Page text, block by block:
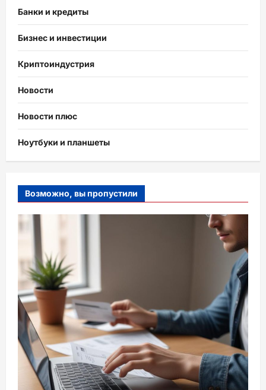
Банки и кредиты
Бизнес и инвестиции
Криптоиндустрия
Новости
Новости плюс
Ноутбуки и планшеты
Возможно, вы пропустили